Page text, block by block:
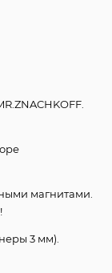
магнитами.
3 мм).